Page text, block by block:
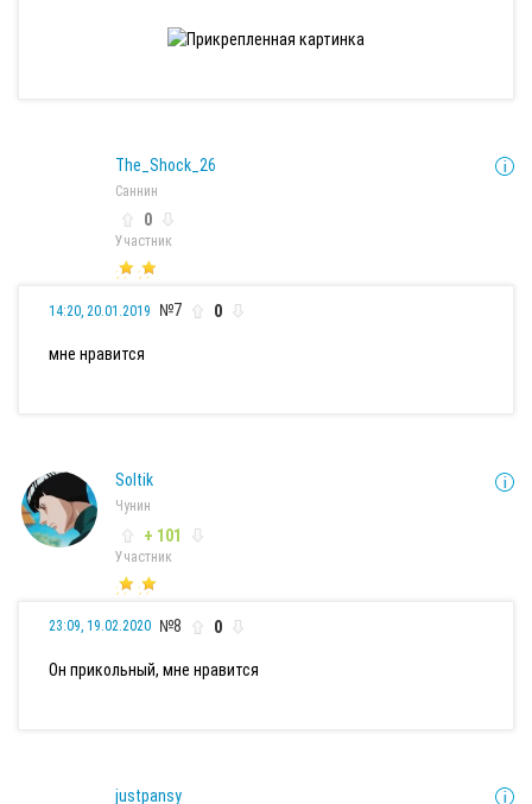
The_Shock_26
Саннин
0
Участник
14:20, 20.01.2019 №7 0
мне нравится
Soltik
Чунин
+ 101
Участник
23:09, 19.02.2020 №8 0
Он прикольный, мне нравится
justpansy